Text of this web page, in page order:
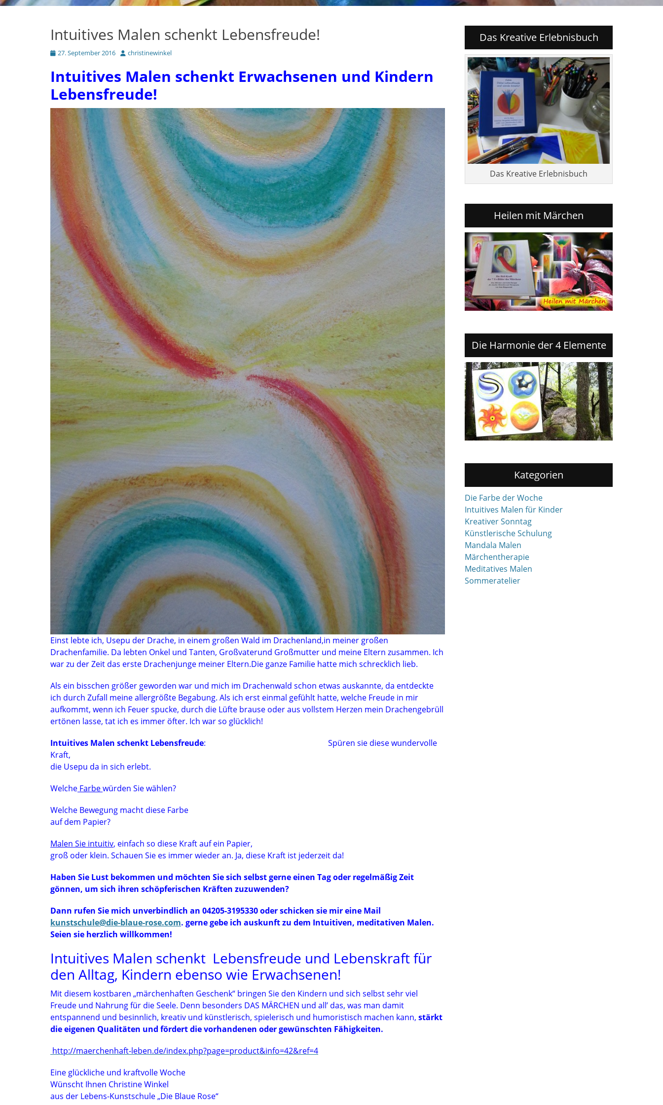
Intuitives Malen schenkt Lebensfreude!
Posted
27. September 2016 Autorchristinewinkel
Intuitives Malen schenkt Erwachsenen und Kindern
Lebensfreude!
Einst lebte ich, Usepu der Drache, in einem großen Wald im Drachenland,in meiner großen
Drachenfamilie. Da lebten Onkel und Tanten, Großvaterund Großmutter und meine Eltern zusammen. Ich
war zu der Zeit das erste Drachenjunge meiner Eltern.Die ganze Familie hatte mich schrecklich lieb.
Als ein bisschen größer geworden war und mich im Drachenwald schon etwas auskannte, da entdeckte
ich durch Zufall meine allergrößte Begabung. Als ich erst einmal gefühlt hatte, welche Freude in mir
aufkommt, wenn ich Feuer spucke, durch die Lüfte brause oder aus vollstem Herzen mein Drachengebrüll
ertönen lasse, tat ich es immer öfter. Ich war so glücklich!
Intuitives Malen schenkt Lebensfreude: Spüren sie diese wundervolle
Kraft,
die Usepu da in sich erlebt.
Welche Farbewürden Sie wählen?
Welche Bewegung macht diese Farbe
auf dem Papier?
Malen Sie intuitiv, einfach so diese Kraft auf ein Papier,
groß oder klein. Schauen Sie es immer wieder an. Ja, diese Kraft ist jederzeit da!
Haben Sie Lust bekommen und möchten Sie sich selbst gerne einen Tag oder regelmäßig Zeit
gönnen, um sich ihren schöpferischen Kräften zuzuwenden?
Dann rufen Sie mich unverbindlich an 04205-3195330 oder schicken sie mir eine Mail
kunstschule@die-blaue-rose.com. gerne gebe ich auskunft zu dem Intuitiven, meditativen Malen.
Seien sie herzlich willkommen!
Intuitives Malen schenkt Lebensfreude und Lebenskraft für
den Alltag, Kindern ebenso wie Erwachsenen!
Mit diesem kostbaren „märchenhaften Geschenk“ bringen Sie den Kindern und sich selbst sehr viel
Freude und Nahrung für die Seele. Denn besonders DAS MÄRCHEN und all’ das, was man damit
entspannend und besinnlich, kreativ und künstlerisch, spielerisch und humoristisch machen kann, stärkt
die eigenen Qualitäten und fördert die vorhandenen oder gewünschten Fähigkeiten.
http://maerchenhaft-leben.de/index.php?page=product&info=42&ref=4
Eine glückliche und kraftvolle Woche
Wünscht Ihnen Christine Winkel
aus der Lebens-Kunstschule „Die Blaue Rose“
Das Kreative Erlebnisbuch
Das Kreative Erlebnisbuch
Heilen mit Märchen
Die Harmonie der 4 Elemente
Kategorien
Die Farbe der Woche
Intuitives Malen für Kinder
Kreativer Sonntag
Künstlerische Schulung
Mandala Malen
Märchentherapie
Meditatives Malen
Sommeratelier